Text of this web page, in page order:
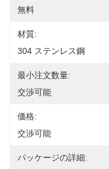
無料
材質:
304 ステンレス鋼
最小注文数量:
交渉可能
価格:
交渉可能
パッケージの詳細: